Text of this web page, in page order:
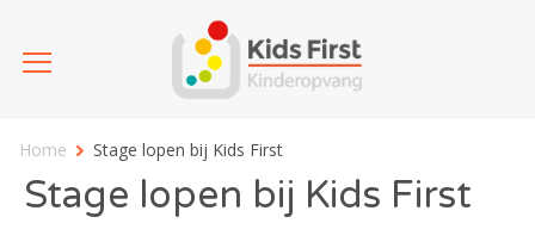
Home Stage lopen bij Kids First
Stage lopen bij Kids First